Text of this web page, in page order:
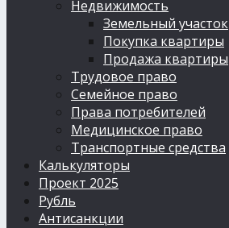
Недвижимость
Земельный участок
Покупка квартиры
Продажа квартиры
Трудовое право
Семейное право
Права потребителей
Медицинское право
Транспортные средства
Калькуляторы
Проект 2025
Рубль
Антисанкции